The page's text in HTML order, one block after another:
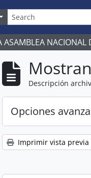
options
NACIONAL
Descripción
Opciones
Imprimir vista previa